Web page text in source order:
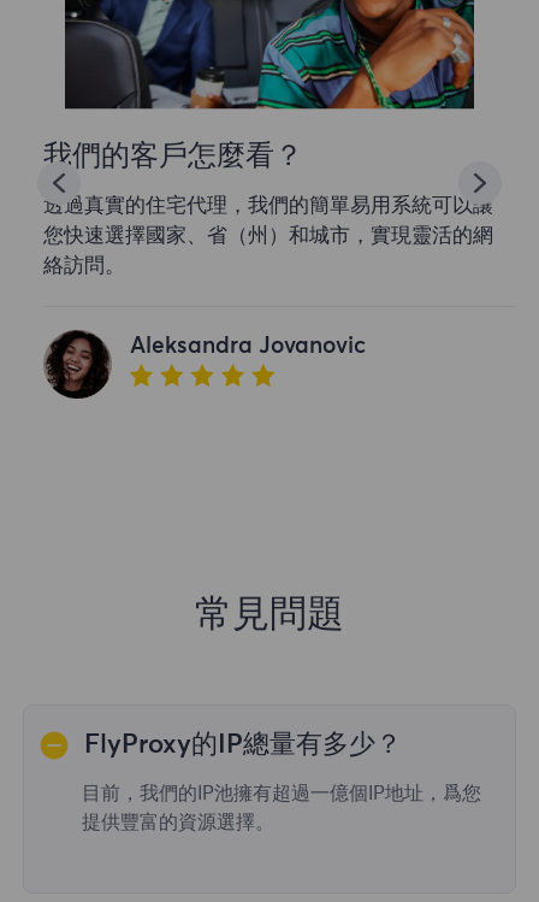
我們的客戶怎麼看？
透過真實的住宅代理，我們的簡單易用系統可以讓
您快速選擇國家、省（州）和城市，實現靈活的網
絡訪問。
Aleksandra Jovanovic
常見問題
FlyProxy的IP總量有多少？
目前，我們的IP池擁有超過一億個IP地址，爲您
提供豐富的資源選擇。